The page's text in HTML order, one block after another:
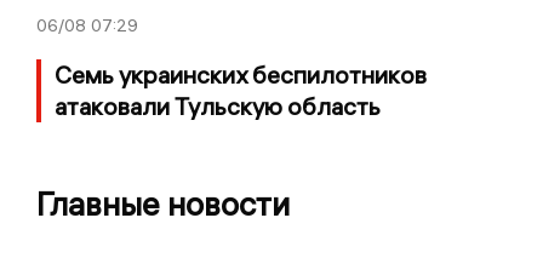
06/08 07:29
Семь украинских беспилотников
атаковали Тульскую область
Главные новости